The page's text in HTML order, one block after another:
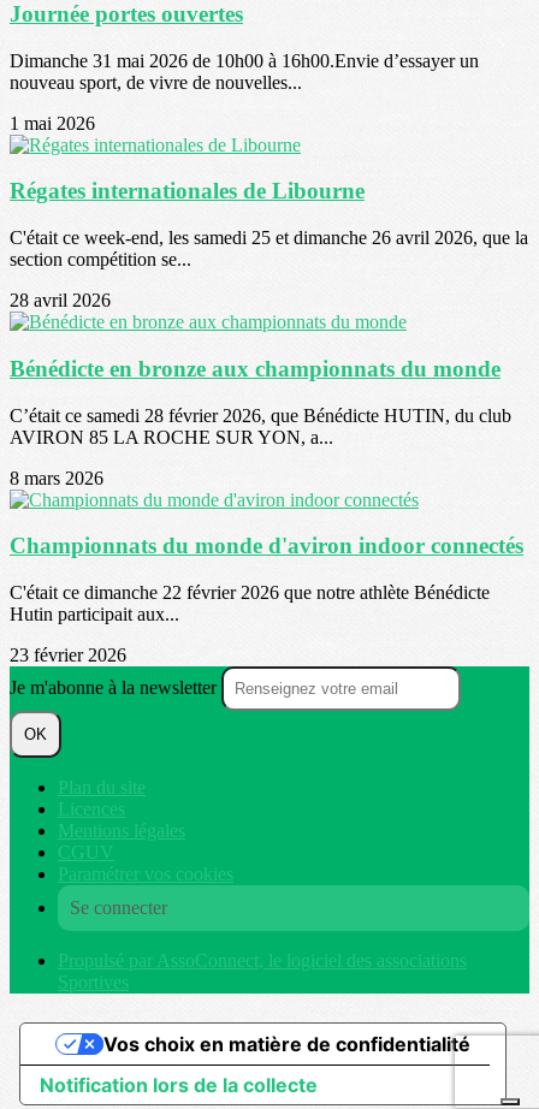
Journée portes ouvertes
Dimanche 31 mai 2026 de 10h00 à 16h00.Envie d’essayer un
nouveau sport, de vivre de nouvelles...
1 mai 2026
Régates internationales de Libourne
C'était ce week-end, les samedi 25 et dimanche 26 avril 2026, que la
section compétition se...
28 avril 2026
Bénédicte en bronze aux championnats du monde
C’était ce samedi 28 février 2026, que Bénédicte HUTIN, du club
AVIRON 85 LA ROCHE SUR YON, a...
8 mars 2026
Championnats du monde d'aviron indoor connectés
C'était ce dimanche 22 février 2026 que notre athlète Bénédicte
Hutin participait aux...
23 février 2026
Je m'abonne à la newsletter
OK
Plan du site
Licences
Mentions légales
CGUV
Paramétrer vos cookies
Se connecter
Propulsé par AssoConnect, le logiciel des associations
Sportives
Notification lors de la collecte
Vos choix en matière de confidentialité